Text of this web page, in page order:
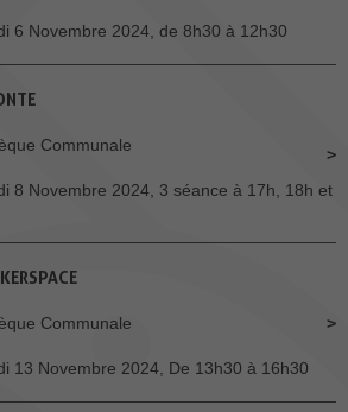
6 Novembre 2024, de 8h30 à 12h30
Communale
8 Novembre 2024, 3 séance à 17h, 18h et
Communale
13 Novembre 2024, De 13h30 à 16h30